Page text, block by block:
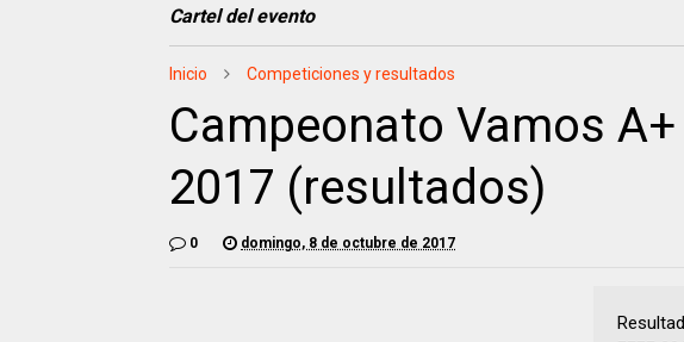
Cartel del evento
Inicio Competiciones y resultados
Campeonato Vamos A+
2017 (resultados)
0 domingo, 8 de octubre de 2017